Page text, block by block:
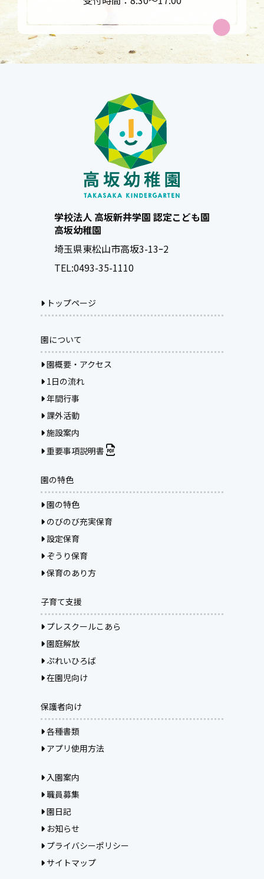
学校法人 高坂新井学園 認定こども園
高坂幼稚園
埼玉県東松山市高坂3-13ｰ2
TEL:0493-35-1110
トップページ
園について
園概要・アクセス
1日の流れ
年間行事
課外活動
施設案内
重要事項説明書
園の特色
園の特色
のびのび充実保育
設定保育
ぞうり保育
保育のあり方
子育て支援
プレスクールこあら
園庭解放
ぷれいひろば
在園児向け
保護者向け
各種書類
アプリ使用方法
入園案内
職員募集
園日記
お知らせ
プライバシーポリシー
サイトマップ